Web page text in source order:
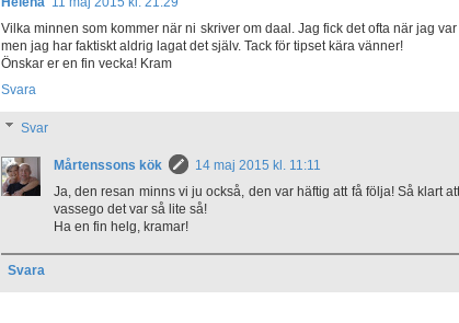
Vilka minnen som kommer när ni skriver om daal. Jag fick det ofta när jag
men jag har faktiskt aldrig lagat det själv. Tack för tipset kära vänner!
Önskar er en fin vecka! Kram
Svara
Svar
Mårtenssons kök
14 maj 2015 kl. 11:11
Ja, den resan minns vi ju också, den var häftig att få följa! Så klart
vassego det var så lite så!
Ha en fin helg, kramar!
Svara